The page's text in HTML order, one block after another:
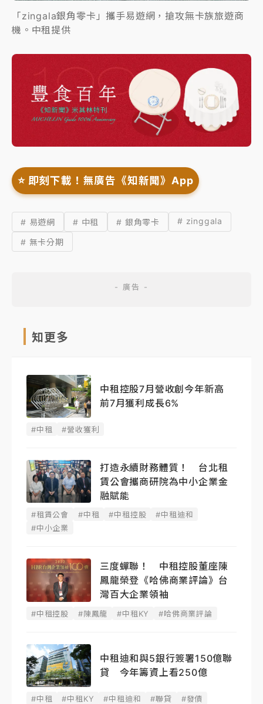
「zingala銀角零卡」攜手易遊網，搶攻無卡族旅遊商
機。中租提供
⭐️ 即刻下載！無廣告《知新聞》App
# 易遊網 # 中租 # 銀角零卡 # zinggala
# 無卡分期
知更多
中租控股7月營收創今年新高
前7月獲利成長6%
#中租 #營收獲利
打造永續財務體質！ 台北租
賃公會攜商研院為中小企業金
融賦能
#租賃公會 #中租 #中租控股
#中租迪和
#中小企業
三度蟬聯！ 中租控股董座陳
鳳龍榮登《哈佛商業評論》台
灣百大企業領袖
#中租控股 #陳鳳龍 #中租KY #哈佛商業評論
中租迪和與5銀行簽署150億聯
貸 今年籌資上看250億
#中租 #中租KY #中租迪和 #聯貸 #發債